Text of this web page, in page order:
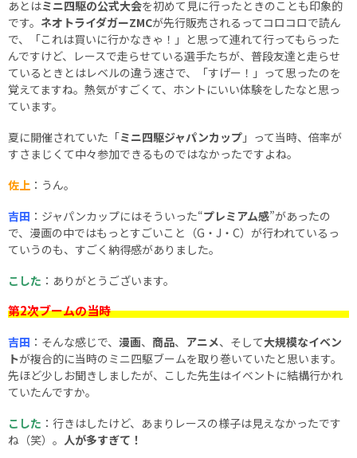
あとはミニ四駆の公式大会を初めて見に行ったときのことも印象的
です。 ネオトライダガーZMCが先行販売されるってコロコロで読ん
で、「これは買いに行かなきゃ！」と思って連れて行ってもらった
んですけど、レースで走らせている選手たちが、普段友達と走らせ
ているときとはレベルの違う速さで、「すげー！」って思ったのを
覚えてますね。熱気がすごくて、ホントにいい体験をしたなと思っ
ています。
夏に開催されていた「ミニ四駆ジャパンカップ 」って当時、倍率が
すさまじくて中々参加できるものではなかったですよね。
佐上 ：うん。
吉田 ：ジャパンカップにはそういった“プレミアム感”があったの
で、漫画の中ではもっとすごいこと（G・J・C）が行われているっ
ていうのも、すごく納得感がありました。
こした ：ありがとうございます。
第2次ブームの当時
吉田 ：そんな感じで、 漫画、 商品、 アニメ、そして大規模なイベン
トが複合的に当時のミニ四駆ブームを取り巻いていたと思います。
先ほど少しお聞きしましたが、こした先生はイベントに結構行かれ
ていたんですか。
こした ：行きはしたけど、あまりレースの様子は見えなかったです
ね（笑）。 人が多すぎて！